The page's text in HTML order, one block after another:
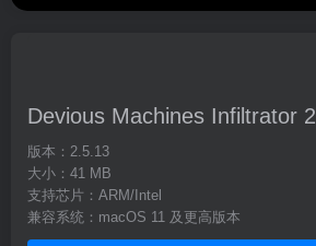
Devious Machines Infiltrator 2
版本：2.5.13
大小：41 MB
支持芯片：ARM/Intel
兼容系统：macOS 11 及更高版本